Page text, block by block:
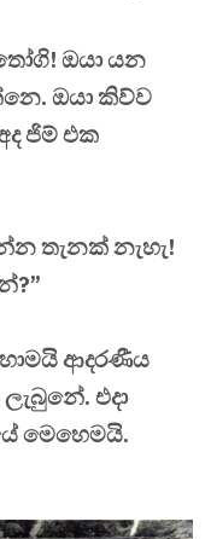
ඔයා යන
ඔයා කිව්ව
ජිම් එක
තැනක් නැහැ!
ආදරණීය
එදා
මෙහෙමයි.